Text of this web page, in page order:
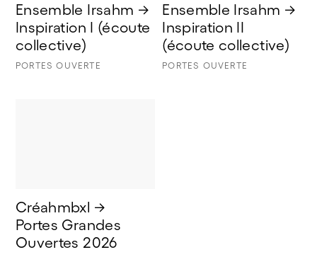
Ensemble Irsahm →
Inspiration I (écoute
collective)
PORTES OUVERTE
Ensemble Irsahm →
Inspiration II
(écoute collective)
PORTES OUVERTE
Créahmbxl →
Portes Grandes
Ouvertes 2026